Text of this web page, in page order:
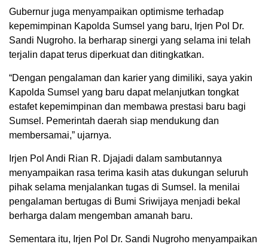
Gubernur juga menyampaikan optimisme terhadap
kepemimpinan Kapolda Sumsel yang baru, Irjen Pol Dr.
Sandi Nugroho. Ia berharap sinergi yang selama ini telah
terjalin dapat terus diperkuat dan ditingkatkan.
“Dengan pengalaman dan karier yang dimiliki, saya yakin
Kapolda Sumsel yang baru dapat melanjutkan tongkat
estafet kepemimpinan dan membawa prestasi baru bagi
Sumsel. Pemerintah daerah siap mendukung dan
membersamai,” ujarnya.
Irjen Pol Andi Rian R. Djajadi dalam sambutannya
menyampaikan rasa terima kasih atas dukungan seluruh
pihak selama menjalankan tugas di Sumsel. Ia menilai
pengalaman bertugas di Bumi Sriwijaya menjadi bekal
berharga dalam mengemban amanah baru.
Sementara itu, Irjen Pol Dr. Sandi Nugroho menyampaikan